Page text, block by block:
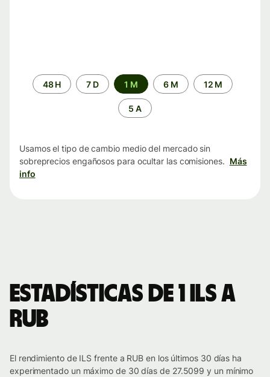
Periodo48 H 7 D 1 M 6 M 12 M
5 A
Usamos el tipo de cambio medio del mercado sin
sobreprecios engañosos para ocultar las comisiones. Más
info
Estadísticas de 1 ILS a
RUB
El rendimiento de ILS frente a RUB en los últimos 30 días ha
experimentado un máximo de 30 días de 27.5099 y un mínimo